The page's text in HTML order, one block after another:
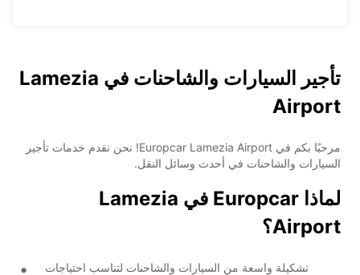
تأجير السيارات والشاحنات في Lamezia
Airport
مرحبًا بكم في Europcar Lamezia Airport! نحن نقدم خدمات تأجير
السيارات والشاحنات في أحدث وسائل النقل.
لماذا Europcar في Lamezia
Airport؟
تشكيلة واسعة من السيارات والشاحنات لتناسب احتياجات